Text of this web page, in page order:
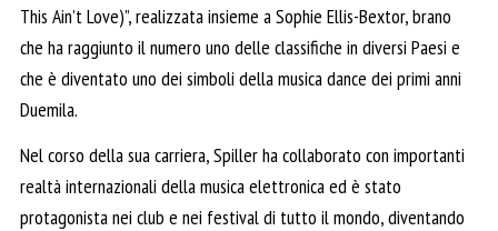
This Ain’t Love)”, realizzata insieme a Sophie Ellis-Bextor, brano
che ha raggiunto il numero uno delle classifiche in diversi Paesi e
che è diventato uno dei simboli della musica dance dei primi anni
Duemila.
Nel corso della sua carriera, Spiller ha collaborato con importanti
realtà internazionali della musica elettronica ed è stato
protagonista nei club e nei festival di tutto il mondo, diventando